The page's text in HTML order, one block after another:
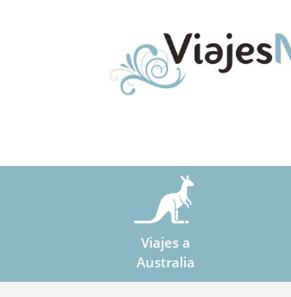
Viajes a
Australia